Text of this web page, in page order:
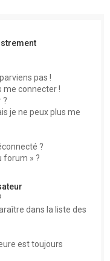
pas !
me connecter !
?
je ne peux plus me
?
forum » ?
dans la liste des
est toujours